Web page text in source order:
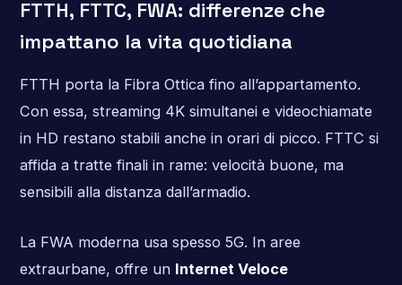
FTTH, FTTC, FWA: differenze che
impattano la vita quotidiana
FTTH porta la Fibra Ottica fino all’appartamento.
Con essa, streaming 4K simultanei e videochiamate
in HD restano stabili anche in orari di picco. FTTC si
affida a tratte finali in rame: velocità buone, ma
sensibili alla distanza dall’armadio.
La FWA moderna usa spesso 5G. In aree
extraurbane, offre un Internet Veloce